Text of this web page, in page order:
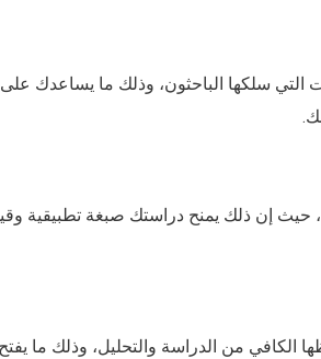
التي سلكها الباحثون، وذلك ما يساعدك على
حيث إن ذلك يمنح دراستك صبغة تطبيقية
الكافي من الدراسة والتحليل، وذلك ما